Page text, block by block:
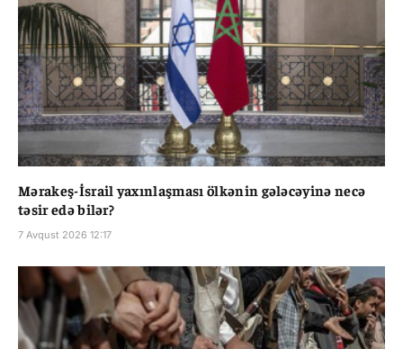
Mərakeş-İsrail yaxınlaşması ölkənin gələcəyinə necə
təsir edə bilər?
7 Avqust 2026 12:17